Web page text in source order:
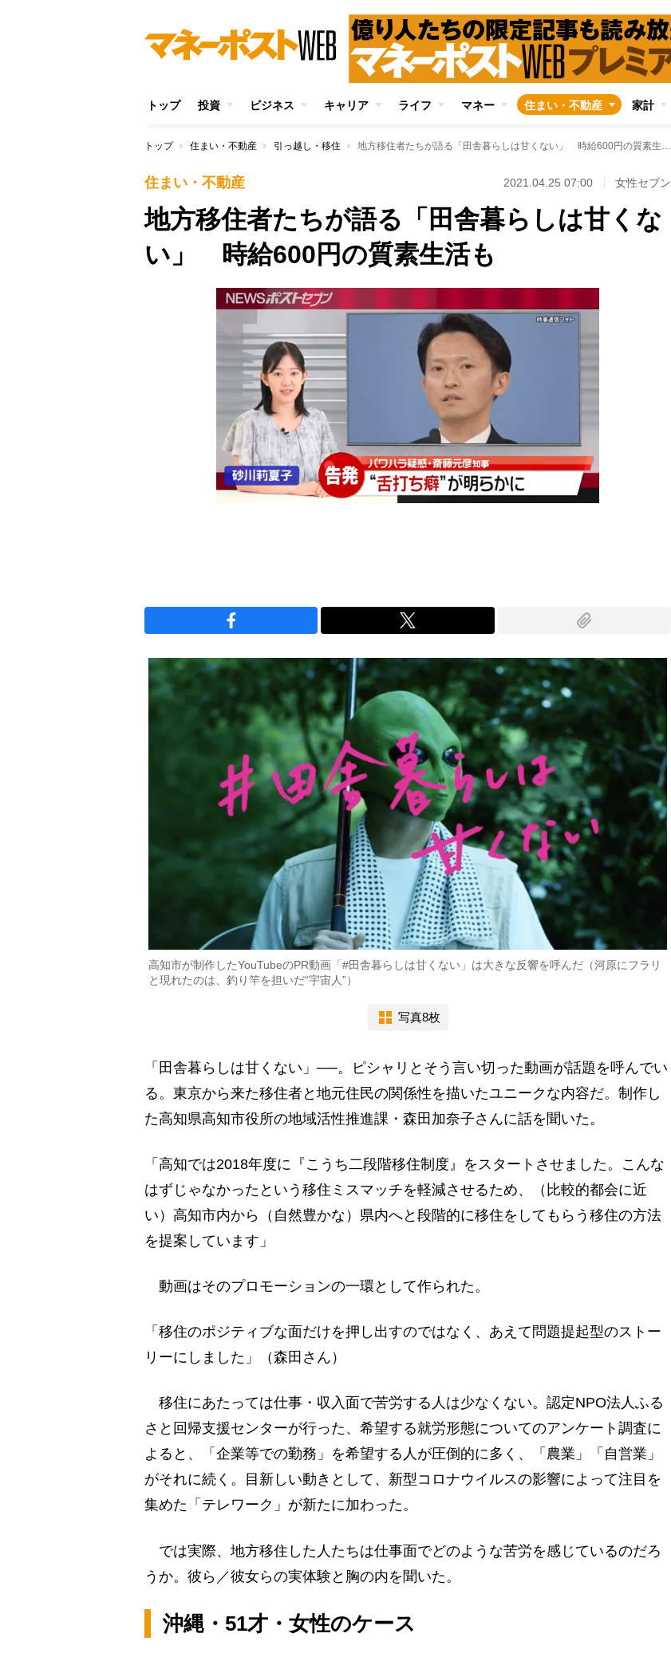
トップ 投資 ビジネス キャリア ライフ マネー 住まい・不動産 家計
トップ 住まい・不動産 引っ越し・移住 地方移住者たちが語る「田舎暮らしは甘くない」 時給600円の質素生活も
住まい・不動産 2021.04.25 07:00 女性セブン
地方移住者たちが語る「田舎暮らしは甘くな
い」 時給600円の質素生活も
高知市が制作したYouTubeのPR動画「#田舎暮らしは甘くない」は大きな反響を呼んだ（河原にフラリ
と現れたのは、釣り竿を担いだ“宇宙人”）
写真8枚
「田舎暮らしは甘くない」──。ピシャリとそう言い切った動画が話題を呼んでい
る。東京から来た移住者と地元住民の関係性を描いたユニークな内容だ。制作し
た高知県高知市役所の地域活性推進課・森田加奈子さんに話を聞いた。
「高知では2018年度に『こうち二段階移住制度』をスタートさせました。こんな
はずじゃなかったという移住ミスマッチを軽減させるため、（比較的都会に近
い）高知市内から（自然豊かな）県内へと段階的に移住をしてもらう移住の方法
を提案しています」
動画はそのプロモーションの一環として作られた。
「移住のポジティブな面だけを押し出すのではなく、あえて問題提起型のストー
リーにしました」（森田さん）
移住にあたっては仕事・収入面で苦労する人は少なくない。認定NPO法人ふる
さと回帰支援センターが行った、希望する就労形態についてのアンケート調査に
よると、「企業等での勤務」を希望する人が圧倒的に多く、「農業」「自営業」
がそれに続く。目新しい動きとして、新型コロナウイルスの影響によって注目を
集めた「テレワーク」が新たに加わった。
では実際、地方移住した人たちは仕事面でどのような苦労を感じているのだろ
うか。彼ら／彼女らの実体験と胸の内を聞いた。
沖縄・51才・女性のケース